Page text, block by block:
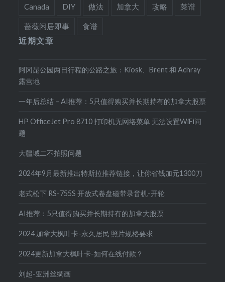
Canada DIY 做法 加拿大 攻略 菜谱
蔷薇闲居即事 食谱
近期文章
阿冈昆公园两日行程的公路之旅：Kiosk、Brent 和 Achray
露营地
一年后总结 – AI推荐：5只值得购买并长期持有的加拿大股票
HP OfficeJet Pro 8710 打印机无网络菜单 无法设置WiFi问
题
大疆域二不拍照问题
2024年9月最新推出特斯拉推荐链接，让你省钱加元1300刀
老式松下 RS-755S 开放式卷盘磁带录音机-开轮
AI推荐：5只值得购买并长期持有的加拿大股票
2024 加拿大枫叶卡-永久居民 照片规格要求
2024更新加拿大枫叶卡-如何在线付款？
刘起-亚洲丝绸画